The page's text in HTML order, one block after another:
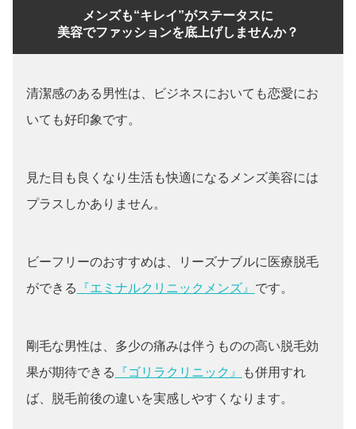
メンズも“キレイ”がステータスに
美容でファッションを底上げしませんか？
清潔感のある男性は、ビジネスにおいても恋愛にお
いても好印象です。
見た目も良くなり生活も快適になるメンズ美容には
プラスしかありません。
ビーフリーのおすすめは、リーズナブルに医療脱毛
ができる 『エミナルクリニックメンズ』 です。
剛毛な男性は、多少の痛みは伴うものの高い脱毛効
果が期待できる 『ゴリラクリニック』
も併用すれ
ば、脱毛前後の違いを実感しやすくなります。